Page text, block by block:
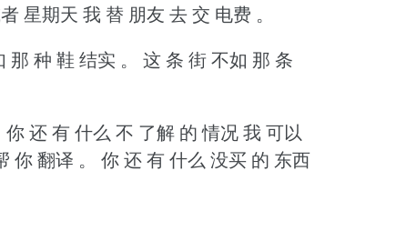
星期天 我 替 朋友 去 交 电费 。
种 鞋 结实 。
这 条 街 不如 那 条
你 还 有 什么 不 了解 的 情况 我 可以
翻译 。
你 还 有 什么 没买 的 东西